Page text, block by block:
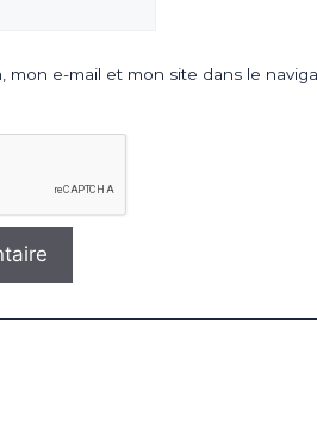
mon e-mail et mon site dans le